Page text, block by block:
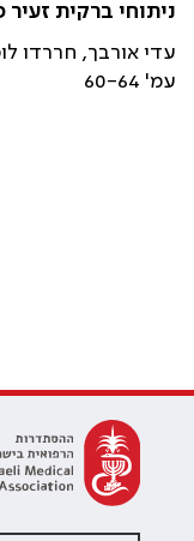
ניתוחי ברקית זעיר
עדי אורבך, חררדו
עמ' 60-64